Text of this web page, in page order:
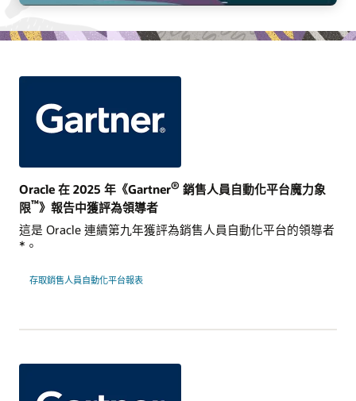
Oracle 在 2025 年《Gartner® 銷售人員自動化平台魔力象
限™》報告中獲評為領導者
這是 Oracle 連續第九年獲評為銷售人員自動化平台的領導者
*。
存取銷售人員自動化平台報表